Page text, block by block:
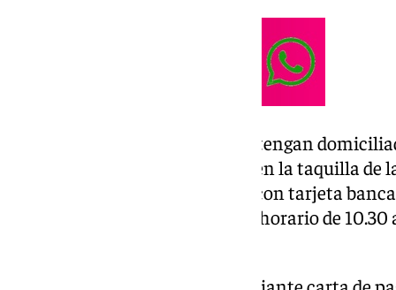
Asimismo, los usuarios que no tengan
realizar el pago de su localidad en la taquilla de
Muro de San Julián, 2, tan solo con tarjeta
viernes 30 de enero de 2026, en horario de 10.30